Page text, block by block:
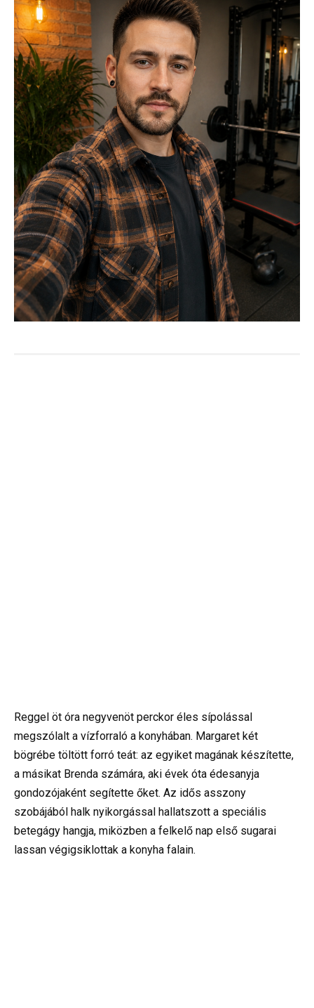
Reggel öt óra negyvenöt perckor éles sípolással
megszólalt a vízforraló a konyhában. Margaret két
bögrébe töltött forró teát: az egyiket magának készítette,
a másikat Brenda számára, aki évek óta édesanyja
gondozójaként segítette őket. Az idős asszony
szobájából halk nyikorgással hallatszott a speciális
betegágy hangja, miközben a felkelő nap első sugarai
lassan végigsiklottak a konyha falain.